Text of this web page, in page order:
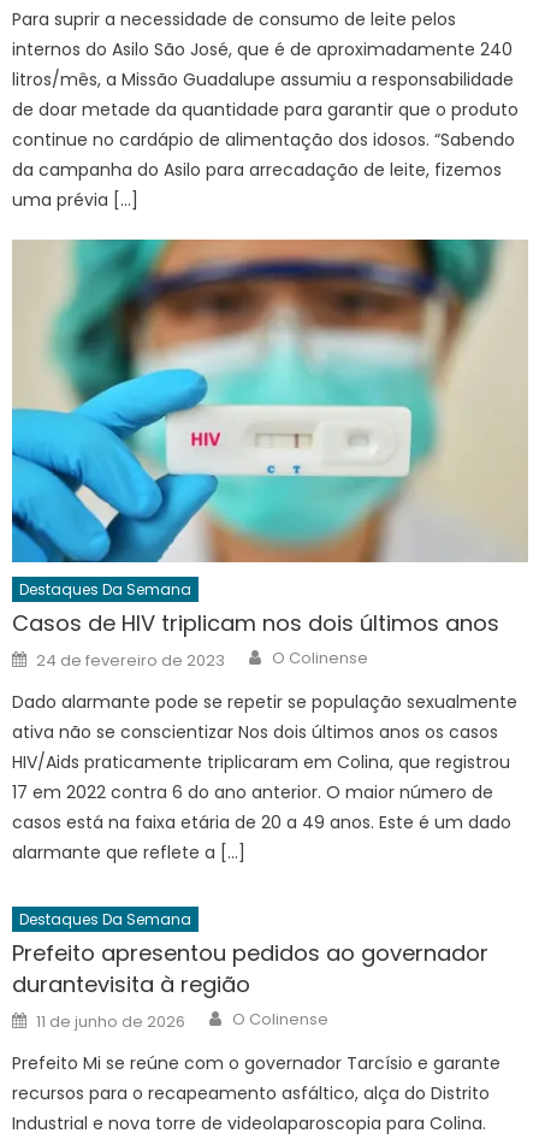
Para suprir a necessidade de consumo de leite pelos
internos do Asilo São José, que é de aproximadamente 240
litros/mês, a Missão Guadalupe assumiu a responsabilidade
de doar metade da quantidade para garantir que o produto
continue no cardápio de alimentação dos idosos. “Sabendo
da campanha do Asilo para arrecadação de leite, fizemos
uma prévia […]
Destaques Da Semana
Casos de HIV triplicam nos dois últimos anos
Posted
on
24 de fevereiro de 2023 Author
O Colinense
Dado alarmante pode se repetir se população sexualmente
ativa não se conscientizar Nos dois últimos anos os casos
HIV/Aids praticamente triplicaram em Colina, que registrou
17 em 2022 contra 6 do ano anterior. O maior número de
casos está na faixa etária de 20 a 49 anos. Este é um dado
alarmante que reflete a […]
Destaques Da Semana
Prefeito apresentou pedidos ao governador
durantevisita à região
Posted
on
11 de junho de 2026 Author
O Colinense
Prefeito Mi se reúne com o governador Tarcísio e garante
recursos para o recapeamento asfáltico, alça do Distrito
Industrial e nova torre de videolaparoscopia para Colina.